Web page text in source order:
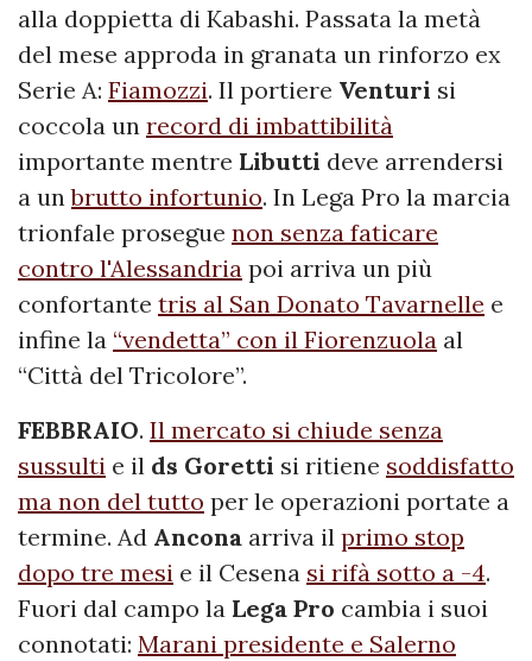
alla doppietta di Kabashi. Passata la metà
del mese approda in granata un rinforzo ex
Serie A: Fiamozzi. Il portiere Venturi si
coccola un record di imbattibilità
importante mentre Libutti deve arrendersi
a unbrutto infortunio. In Lega Pro la marcia
trionfale prosegue non senza faticare
contro l'Alessandria poi arriva un più
confortante tris al San Donato Tavarnelle e
infine la “vendetta” con il Fiorenzuola al
“Città del Tricolore”.
FEBBRAIO. Il mercato si chiude senza
sussulti e il ds Goretti si ritiene soddisfatto
ma non del tutto per le operazioni portate a
termine. Ad Ancona arriva il primo stop
dopo tre mesi e il Cesena si rifà sotto a -4.
Fuori dal campo la Lega Pro cambia i suoi
connotati: Marani presidente e Salerno